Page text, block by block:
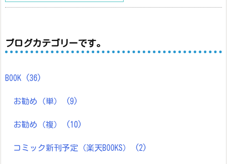
ブログカテゴリーです。
BOOK (36)
お勧め（単） (9)
お勧め（複） (10)
コミック新刊予定（楽天BOOKS） (2)